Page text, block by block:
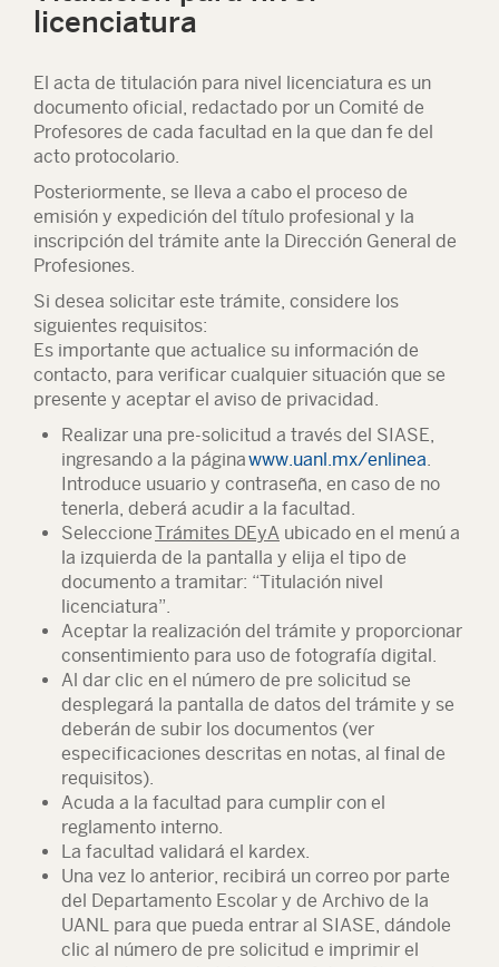
licenciatura
El acta de titulación para nivel licenciatura es un
documento oficial, redactado por un Comité de
Profesores de cada facultad en la que dan fe del
acto protocolario.
Posteriormente, se lleva a cabo el proceso de
emisión y expedición del título profesional y la
inscripción del trámite ante la Dirección General de
Profesiones.
Si desea solicitar este trámite, considere los
siguientes requisitos:
Es importante que actualice su información de
contacto, para verificar cualquier situación que se
presente y aceptar el aviso de privacidad.
Realizar una pre-solicitud a través del SIASE,
ingresando a la páginawww.uanl.mx/enlinea.
Introduce usuario y contraseña, en caso de no
tenerla, deberá acudir a la facultad.
SeleccioneTrámites DEyA ubicado en el menú a
la izquierda de la pantalla y elija el tipo de
documento a tramitar: “Titulación nivel
licenciatura”.
Aceptar la realización del trámite y proporcionar
consentimiento para uso de fotografía digital.
Al dar clic en el número de pre solicitud se
desplegará la pantalla de datos del trámite y se
deberán de subir los documentos (ver
especificaciones descritas en notas, al final de
requisitos).
Acuda a la facultad para cumplir con el
reglamento interno.
La facultad validará el kardex.
Una vez lo anterior, recibirá un correo por parte
del Departamento Escolar y de Archivo de la
UANL para que pueda entrar al SIASE, dándole
clic al número de pre solicitud e imprimir el